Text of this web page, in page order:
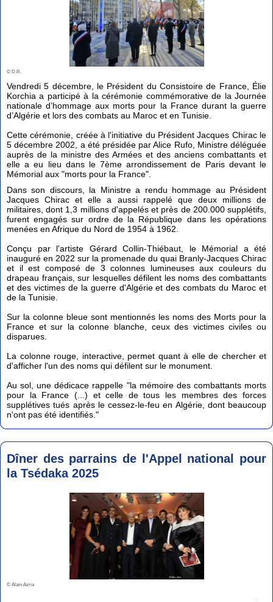
© D.R.
Vendredi 5 décembre, le Président du Consistoire de France, Élie
Korchia a participé à la cérémonie commémorative de la Journée
nationale d’hommage aux morts pour la France durant la guerre
d’Algérie et lors des combats au Maroc et en Tunisie.
Cette cérémonie, créée à l'initiative du Président Jacques Chirac le
5 décembre 2002, a été présidée par Alice Rufo, Ministre déléguée
auprès de la ministre des Armées et des anciens combattants et
elle a eu lieu dans le 7ème arrondissement de Paris devant le
Mémorial aux "morts pour la France".
Dans son discours, la Ministre a rendu hommage au Président
Jacques Chirac et elle a aussi rappelé que deux millions de
militaires, dont 1,3 millions d'appelés et près de 200.000 supplétifs,
furent engagés sur ordre de la République dans les opérations
menées en Afrique du Nord de 1954 à 1962.
Conçu par l'artiste Gérard Collin-Thiébaut, le Mémorial a été
inauguré en 2022 sur la promenade du quai Branly-Jacques Chirac
et il est composé de 3 colonnes lumineuses aux couleurs du
drapeau français, sur lesquelles défilent les noms des combattants
et des victimes de la guerre d'Algérie et des combats du Maroc et
de la Tunisie.
Sur la colonne bleue sont mentionnés les noms des Morts pour la
France et sur la colonne blanche, ceux des victimes civiles ou
disparues.
La colonne rouge, interactive, permet quant à elle de chercher et
d'afficher l'un des noms qui défilent sur le monument.
Au sol, une dédicace rappelle "la mémoire des combattants morts
pour la France (...) et celle de tous les membres des forces
supplétives tués après le cessez-le-feu en Algérie, dont beaucoup
n'ont pas été identifiés."
Dîner des parrains de l'Appel national pour
la Tsédaka 2025
© Alain Azria